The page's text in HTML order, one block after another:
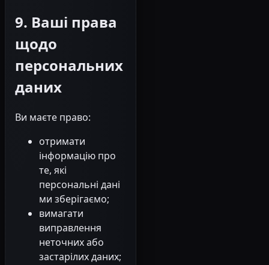
9. Ваші права
щодо
персональних
даних
Ви маєте право:
отримати
інформацію про
те, які
персональні дані
ми зберігаємо;
вимагати
виправлення
неточних або
застарілих даних;